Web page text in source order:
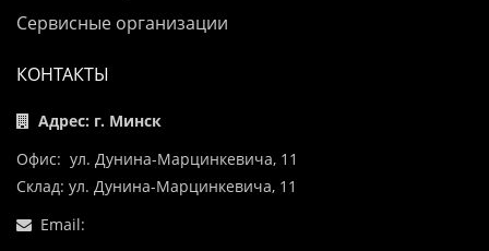
Сервисные организации
КОНТАКТЫ
Адрес: г. Минск
Офис: ул. Дунина-Марцинкевича, 11
Склад: ул. Дунина-Марцинкевича, 11
Email: